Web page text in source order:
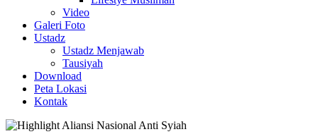
Video
Galeri Foto
Ustadz
Ustadz Menjawab
Tausiyah
Download
Peta Lokasi
Kontak